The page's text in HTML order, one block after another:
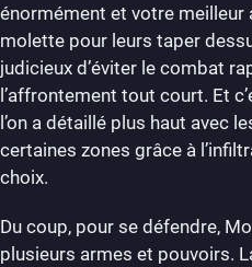
énormément et votre meilleur
molette pour leurs taper
judicieux d’éviter le combat
l’affrontement tout court. Et
l’on a détaillé plus haut avec
certaines zones grâce à
choix.
Du coup, pour se défendre,
plusieurs armes et pouvoirs.